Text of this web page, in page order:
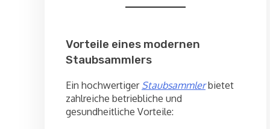
Vorteile eines modernen
Staubsammlers
Ein hochwertiger Staubsammlerbietet
zahlreiche betriebliche und
gesundheitliche Vorteile: